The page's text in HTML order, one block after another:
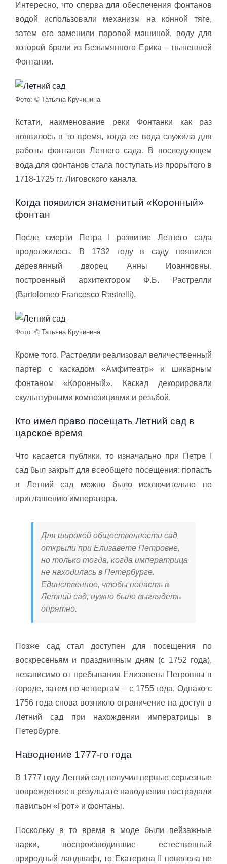
Интересно, что сперва для обеспечения фонтанов
водой использовали механизм на конной тяге,
затем его заменили паровой машиной, воду для
которой брали из Безымянного Ерика – нынешней
Фонтанки.
Фото: © Татьяна Кручинина
Кстати, наименование реки Фонтанки как раз
появилось в то время, когда ее вода служила для
работы фонтанов Летнего сада. В последующем
вода для фонтанов стала поступать из прорытого в
1718-1725 гг. Лиговского канала.
Когда появился знаменитый «Коронный»
фонтан
После смерти Петра I развитие Летнего сада
продолжилось. В 1732 году в саду появился
деревянный дворец Анны Иоанновны,
построенный архитектором Ф.Б. Растрелли
(Bartolomeo Francesco Rastrelli).
Фото: © Татьяна Кручинина
Кроме того, Растрелли реализовал величественный
партер с каскадом «Амфитеатр» и шикарным
фонтаном «Коронный». Каскад декорировали
скульптурными композициями и резьбой.
Кто имел право посещать Летний сад в
царское время
Что касается публики, то изначально при Петре I
сад был закрыт для всеобщего посещения: попасть
в Летний сад можно было исключительно по
приглашению императора.
Для широкой общественности сад
открыли при Елизавете Петровне,
но только тогда, когда императрица
не находилась в Петербурге.
Единственное, чтобы попасть в
Летний сад, нужно было выглядеть
опрятно.
Позже сад стал доступен для посещения по
воскресеньям и праздничным дням (с 1752 года),
независимо от пребывания Елизаветы Петровны в
городе, затем по четвергам – с 1755 года. Однако с
1756 года снова возникло ограничение на доступ в
Летний сад при нахождении императрицы в
Петербурге.
Наводнение 1777-го года
В 1777 году Летний сад получил первые серьезные
повреждения: в результате наводнения пострадали
павильон «Грот» и фонтаны.
Поскольку в то время в моде были пейзажные
парки, воспроизводившие естественный
природный ландшафт, то Екатерина II повелела не